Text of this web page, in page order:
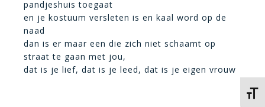
pandjeshuis toegaat
en je kostuum versleten is en kaal word op de
naad
dan is er maar een die zich niet schaamt op
straat te gaan met jou,
dat is je lief, dat is je leed, dat is je eigen vrouw